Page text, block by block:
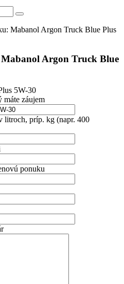
Mabanol Argon Truck Blue Plus
Argon Truck Blue
máte záujem
litroch, príp. kg (napr. 400
ponuku